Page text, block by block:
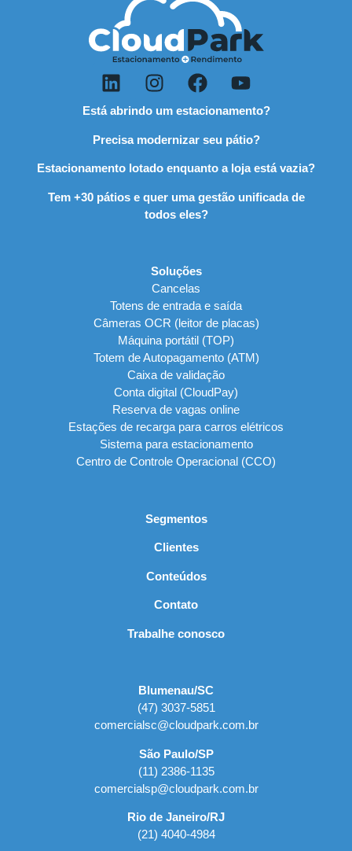
Está abrindo um estacionamento?
Precisa modernizar seu pátio?
Estacionamento lotado enquanto a loja está vazia?
Tem +30 pátios e quer uma gestão unificada de
todos eles?
Soluções
Cancelas
Totens de entrada e saída
Câmeras OCR (leitor de placas)
Máquina portátil (TOP)
Totem de Autopagamento (ATM)
Caixa de validação
Conta digital (CloudPay)
Reserva de vagas online
Estações de recarga para carros elétricos
Sistema para estacionamento
Centro de Controle Operacional (CCO)
Segmentos
Clientes
Conteúdos
Contato
Trabalhe conosco
Blumenau/SC
(47) 3037-5851
comercialsc@cloudpark.com.br
São Paulo/SP
(11) 2386-1135
comercialsp@cloudpark.com.br
Rio de Janeiro/RJ
(21) 4040-4984